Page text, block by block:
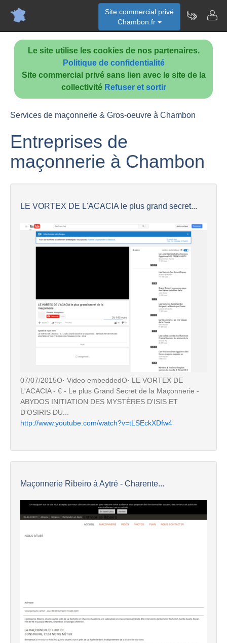
Le site utilise les cookies de nos partenaires.
Politique de confidentialité
Site commercial privé sans lien avec le site de la
collectivité Refuser et sortir
Site commercial privé
Chambon.fr
Services de maçonnerie & Gros-oeuvre à Chambon
Entreprises de
maçonnerie à Chambon
LE VORTEX DE L'ACACIA le plus grand secret...
07/07/2015O· Video embeddedO· LE VORTEX DE
L'ACACIA - € - Le plus Grand Secret de la Maçonnerie -
ABYDOS INITIATION DES MYSTÈRES D'ISIS ET
D'OSIRIS DU...
http://www.youtube.com/watch?v=tLSEckXDfw4
Maçonnerie Ribeiro à Aytré - Charente...